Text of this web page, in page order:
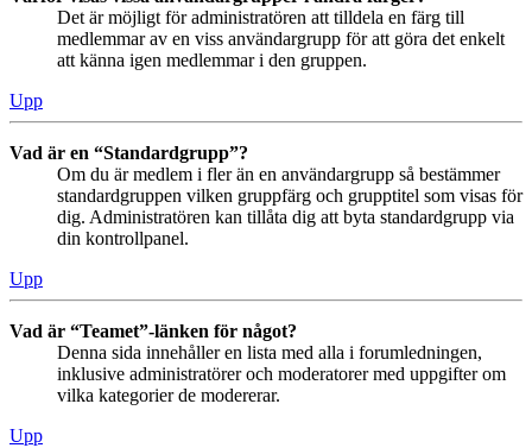
Det är möjligt för administratören att tilldela en färg till
medlemmar av en viss användargrupp för att göra det enkelt
att känna igen medlemmar i den gruppen.
Upp
Vad är en “Standardgrupp”?
Om du är medlem i fler än en användargrupp så bestämmer
standardgruppen vilken gruppfärg och grupptitel som visas för
dig. Administratören kan tillåta dig att byta standardgrupp via
din kontrollpanel.
Upp
Vad är “Teamet”-länken för något?
Denna sida innehåller en lista med alla i forumledningen,
inklusive administratörer och moderatorer med uppgifter om
vilka kategorier de modererar.
Upp